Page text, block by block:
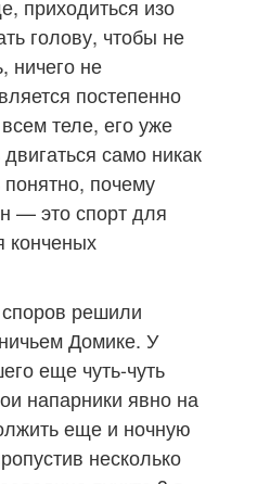
приходиться изо
голову, чтобы не
ничего не
постепенно
теле, его уже
само никак
почему
— это спорт для
конченых
решили
Домике. У
еще чуть-чуть
напарники явно на
еще и ночную
несколько